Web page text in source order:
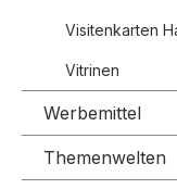
Visitenkarten
Vitrinen
Werbemittel
Themenwelten